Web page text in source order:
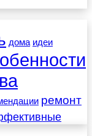
дома идеи
ремонт